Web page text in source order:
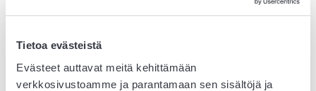
Tietoa evästeistä
Evästeet auttavat meitä kehittämään
verkkosivustoamme ja parantamaan sen sisältöjä ja
Satu Mykkänen
erikoistutkija
kemian yksikkö